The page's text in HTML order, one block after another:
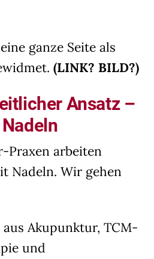
ganze Seite als
(LINK? BILD?)
Ansatz –
Praxen arbeiten
Nadeln. Wir gehen
Akupunktur, TCM-
und